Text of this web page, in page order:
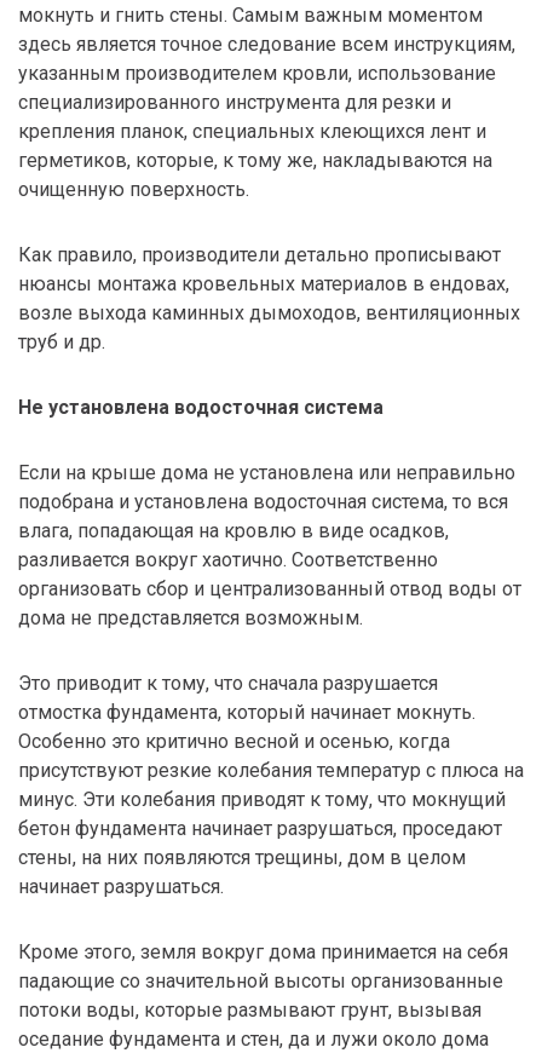
мокнуть и гнить стены. Самым важным моментом
здесь является точное следование всем инструкциям,
указанным производителем кровли, использование
специализированного инструмента для резки и
крепления планок, специальных клеющихся лент и
герметиков, которые, к тому же, накладываются на
очищенную поверхность.
Как правило, производители детально прописывают
нюансы монтажа кровельных материалов в ендовах,
возле выхода каминных дымоходов, вентиляционных
труб и др.
Не установлена водосточная система
Если на крыше дома не установлена или неправильно
подобрана и установлена водосточная система, то вся
влага, попадающая на кровлю в виде осадков,
разливается вокруг хаотично. Соответственно
организовать сбор и централизованный отвод воды от
дома не представляется возможным.
Это приводит к тому, что сначала разрушается
отмостка фундамента, который начинает мокнуть.
Особенно это критично весной и осенью, когда
присутствуют резкие колебания температур с плюса на
минус. Эти колебания приводят к тому, что мокнущий
бетон фундамента начинает разрушаться, проседают
стены, на них появляются трещины, дом в целом
начинает разрушаться.
Кроме этого, земля вокруг дома принимается на себя
падающие со значительной высоты организованные
потоки воды, которые размывают грунт, вызывая
оседание фундамента и стен, да и лужи около дома